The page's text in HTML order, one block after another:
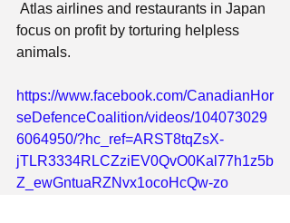
focus on profit by torturing helpless
animals.
https://www.facebook.com/CanadianHor
seDefenceCoalition/videos/104073029
6064950/?hc_ref=ARST8tqZsX-
jTLR3334RLCZziEV0QvO0Kal77h1z5b
Z_ewGntuaRZNvx1ocoHcQw-zo